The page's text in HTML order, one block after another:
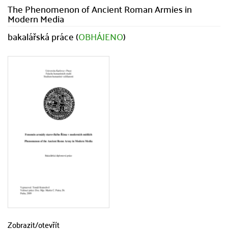
The Phenomenon of Ancient Roman Armies in
Modern Media
bakalářská práce (OBHÁJENO)
Zobrazit/otevřít